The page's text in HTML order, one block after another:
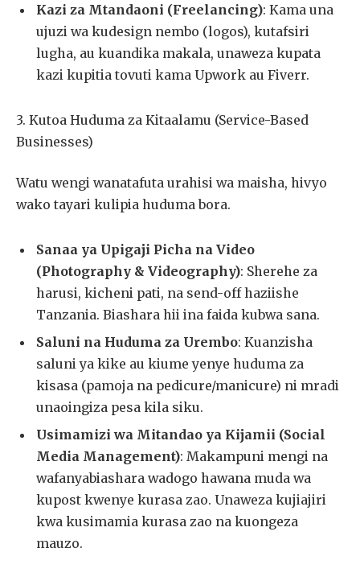
Kazi za Mtandaoni (Freelancing): Kama una
ujuzi wa kudesign nembo (logos), kutafsiri
lugha, au kuandika makala, unaweza kupata
kazi kupitia tovuti kama Upwork au Fiverr.
3. Kutoa Huduma za Kitaalamu (Service-Based
Businesses)
Watu wengi wanatafuta urahisi wa maisha, hivyo
wako tayari kulipia huduma bora.
Sanaa ya Upigaji Picha na Video
(Photography & Videography): Sherehe za
harusi, kicheni pati, na send-off haziishe
Tanzania. Biashara hii ina faida kubwa sana.
Saluni na Huduma za Urembo: Kuanzisha
saluni ya kike au kiume yenye huduma za
kisasa (pamoja na pedicure/manicure) ni mradi
unaoingiza pesa kila siku.
Usimamizi wa Mitandao ya Kijamii (Social
Media Management): Makampuni mengi na
wafanyabiashara wadogo hawana muda wa
kupost kwenye kurasa zao. Unaweza kujiajiri
kwa kusimamia kurasa zao na kuongeza
mauzo.